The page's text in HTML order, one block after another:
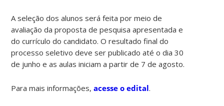
A seleção dos alunos será feita por meio de
avaliação da proposta de pesquisa apresentada e
do currículo do candidato. O resultado final do
processo seletivo deve ser publicado até o dia 30
de junho e as aulas iniciam a partir de 7 de agosto.
Para mais informações,acesse o edital.